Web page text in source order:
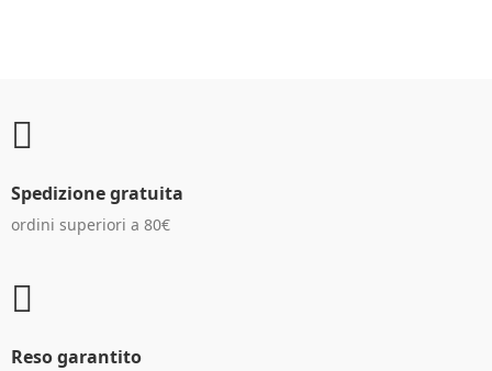
Spedizione gratuita
ordini superiori a 80€
Reso garantito